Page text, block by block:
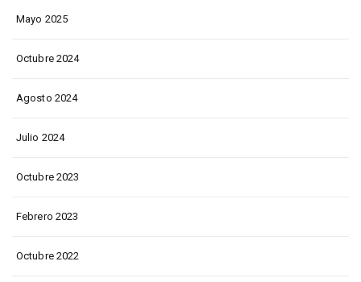
Mayo 2025
Octubre 2024
Agosto 2024
Julio 2024
Octubre 2023
Febrero 2023
Octubre 2022